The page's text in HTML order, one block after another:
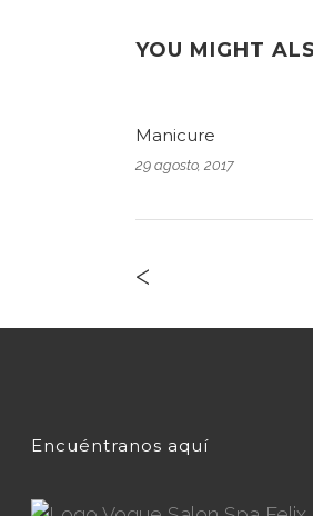
YOU MIGHT
Manicure
29 agosto, 2017
<
Encuéntranos aquí